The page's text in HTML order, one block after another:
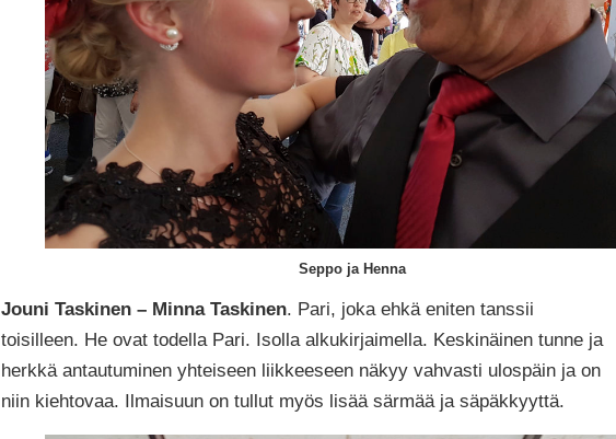
Seppo ja Henna
Jouni Taskinen – Minna Taskinen. Pari, joka ehkä eniten tanssii
toisilleen. He ovat todella Pari. Isolla alkukirjaimella. Keskinäinen tunne ja
herkkä antautuminen yhteiseen liikkeeseen näkyy vahvasti ulospäin ja on
niin kiehtovaa. Ilmaisuun on tullut myös lisää särmää ja säpäkkyyttä.